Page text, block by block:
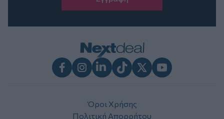
Όροι Χρήσης
Πολιτική Απορρήτου